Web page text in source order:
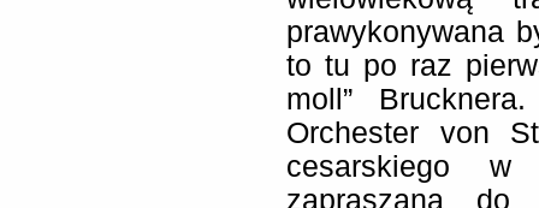
prawykonywana
to tu po raz
moll”
Orchester von
cesarskiego w
zapraszana do